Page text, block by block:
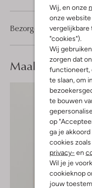
Wij, en onze
onze
vergelijkbare
"cookies").
Wij
zorgen dat
functioneert,
te slaan, om
te bouwen
op
ga je
cookies
privacy- en
Wil je je
cookieknop
jouw
Bezorgen & retourneren
Maak jelook